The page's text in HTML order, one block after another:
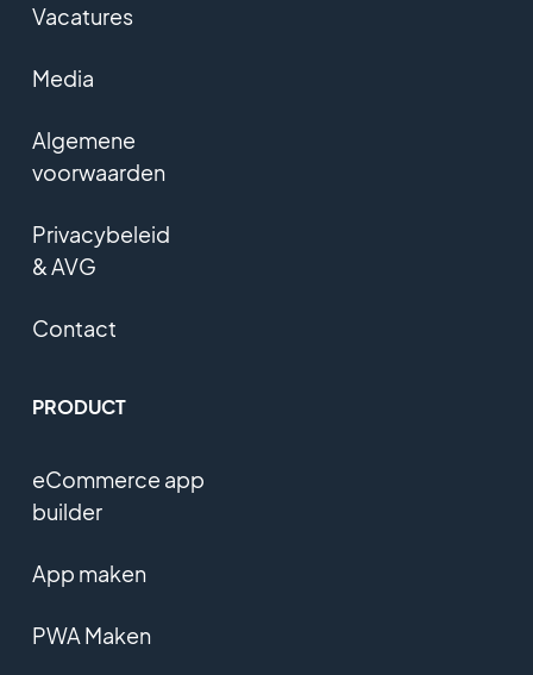
Vacatures
Media
Algemene
voorwaarden
Privacybeleid
& AVG
Contact
PRODUCT
eCommerce app
builder
App maken
PWA Maken